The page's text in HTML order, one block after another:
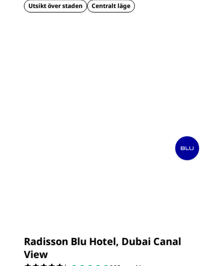
Utsikt över staden
Centralt läge
Radisson Blu Hotel, Dubai Canal
View